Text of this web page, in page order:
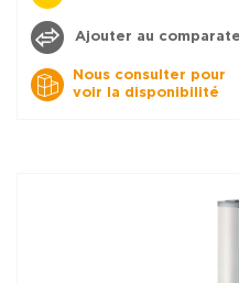
Ajouter au
Nous consulter pour
voir la disponibilité